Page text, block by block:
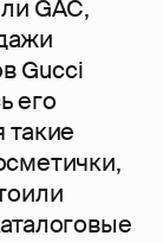
GAC,
Gucci
его
такие